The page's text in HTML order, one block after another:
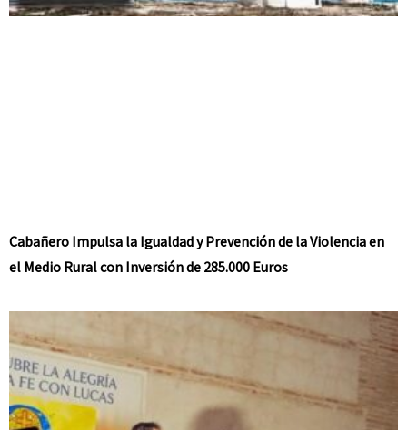
Cabañero Impulsa la Igualdad y Prevención de la Violencia en
el Medio Rural con Inversión de 285.000 Euros